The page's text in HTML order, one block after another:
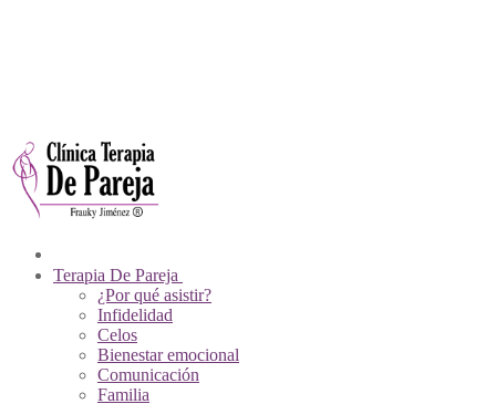
Terapia De Pareja
¿Por qué asistir?
Infidelidad
Celos
Bienestar emocional
Comunicación
Familia